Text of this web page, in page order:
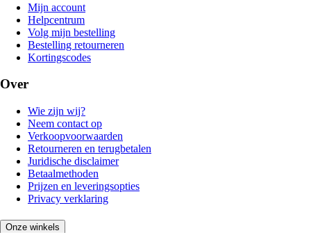
Mijn account
Helpcentrum
Volg mijn bestelling
Bestelling retourneren
Kortingscodes
Over
Wie zijn wij?
Neem contact op
Verkoopvoorwaarden
Retourneren en terugbetalen
Juridische disclaimer
Betaalmethoden
Prijzen en leveringsopties
Privacy verklaring
Onze winkels